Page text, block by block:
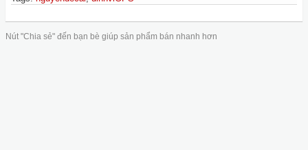
Nút "Chia sẻ" đến bạn bè giúp sản phẩm bán nhanh hơn